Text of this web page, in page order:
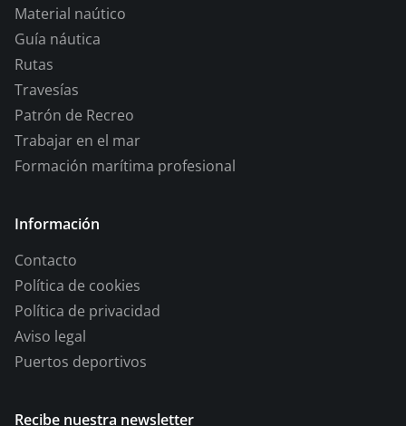
Material naútico
Guía náutica
Rutas
Travesías
Patrón de Recreo
Trabajar en el mar
Formación marítima profesional
Información
Contacto
Política de cookies
Política de privacidad
Aviso legal
Puertos deportivos
Recibe nuestra newsletter